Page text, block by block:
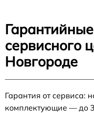
сервисного
Новгороде
Гарантия от сервиса:
комплектующие — до